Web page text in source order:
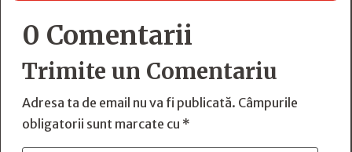
0 Comentarii
Trimite un Comentariu
Adresa ta de email nu va fi publicată. Câmpurile
obligatorii sunt marcate cu *